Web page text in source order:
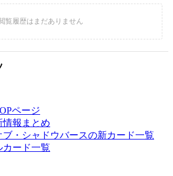
ページ
情報まとめ
ブ・シャドウバースの新カード一覧
カード一覧